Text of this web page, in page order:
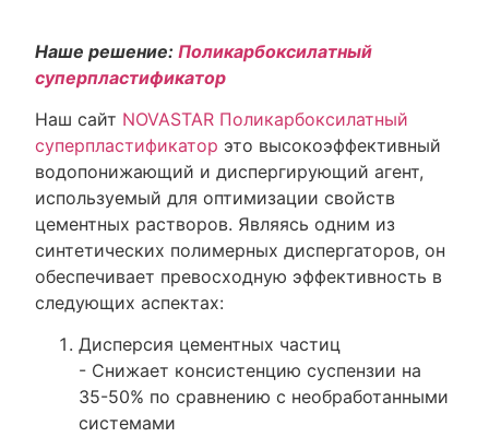
Наше решение: Поликарбоксилатный
суперпластификатор
Наш сайт NOVASTAR Поликарбоксилатный
суперпластификатор это высокоэффективный
водопонижающий и диспергирующий агент,
используемый для оптимизации свойств
цементных растворов. Являясь одним из
синтетических полимерных диспергаторов, он
обеспечивает превосходную эффективность в
следующих аспектах:
Дисперсия цементных частиц
- Снижает консистенцию суспензии на
35-50% по сравнению с необработанными
системами